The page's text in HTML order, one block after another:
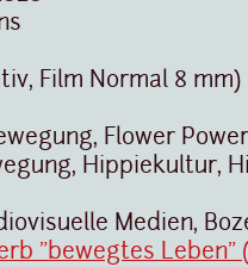
Film Normal 8 mm)
Flower
Hippiekultur,
Medien,
"bewegtes Leben"